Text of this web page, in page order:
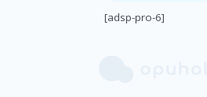
[adsp-pro-6]